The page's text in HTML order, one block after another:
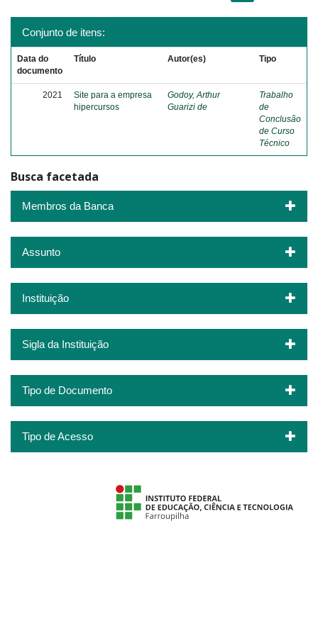
Conjunto de itens:
Data do
documento
Título Autor(es) Tipo
2021
Site para a empresa
hipercursos
Godoy, Arthur
Guarizi de
Trabalho
de
Conclusão
de Curso
Técnico
Busca facetada
Membros da Banca
Assunto
Instituição
Sigla da Instituição
Tipo de Documento
Tipo de Acesso